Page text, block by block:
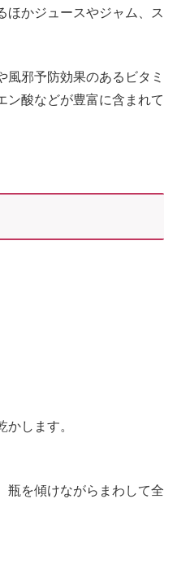
ほかジュースやジャム、ス
風邪予防効果のあるビタミ
ン酸などが豊富に含まれて
します。
瓶を傾けながらまわして全